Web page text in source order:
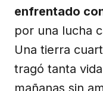
enfrentado
por una lucha
Una tierra
tragó tanta
mañanas sin